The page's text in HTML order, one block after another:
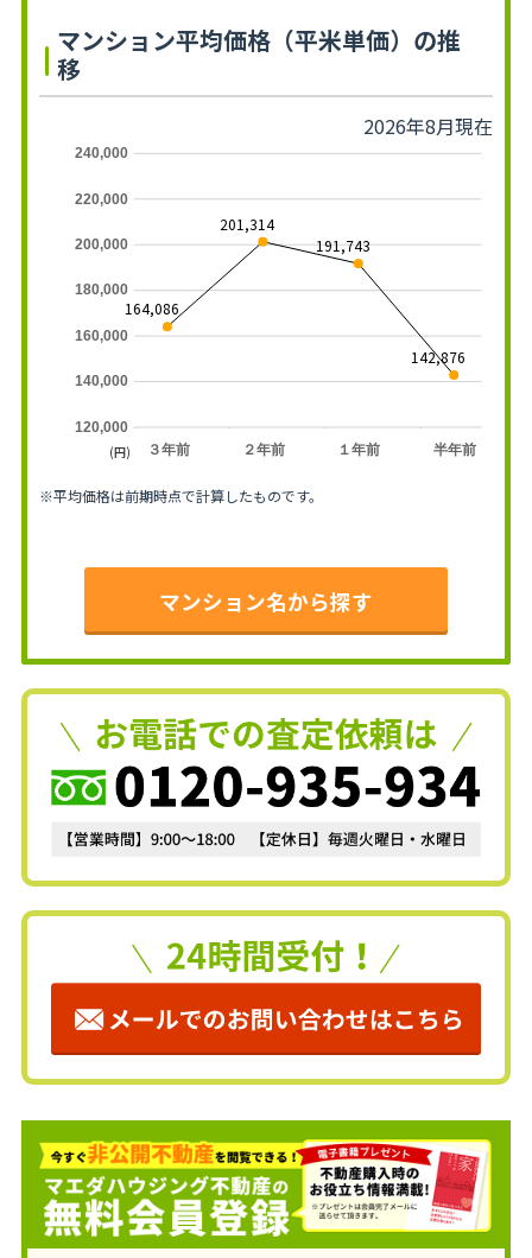
マンション平均価格（平米単価）の推
移
2026年8月現在
３年前 ２年前 １年前 半年前
120,000
140,000
160,000
180,000
200,000
220,000
240,000
164,086
201,314
191,743
142,876
(円)
※平均価格は前期時点で計算したものです。
マンション名から探す